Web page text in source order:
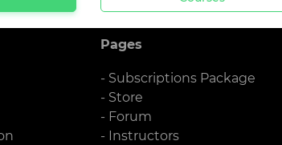
Pages
- Subscriptions Package
- Store
- Forum
- Instructors